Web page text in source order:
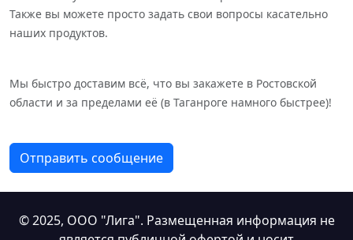
Также вы можете просто задать свои вопросы касательно
наших продуктов.
Мы быстро доставим всё, что вы закажете в Ростовской
области и за пределами её (в Таганроге намного быстрее)!
Отправить сообщение
© 2025, ООО "Лига". Размещенная информация не